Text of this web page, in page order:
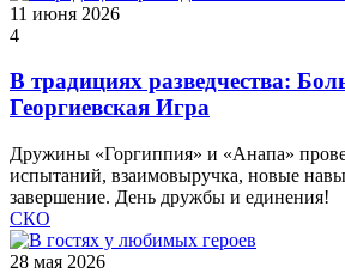
11 июня 2026
4
В традициях разведчества:
Георгиевская Игра
Дружины «Горгиппия» и «Анапа»
испытаний, взаимовыручка, новые
завершение. День дружбы и единения!
СКО
28 мая 2026